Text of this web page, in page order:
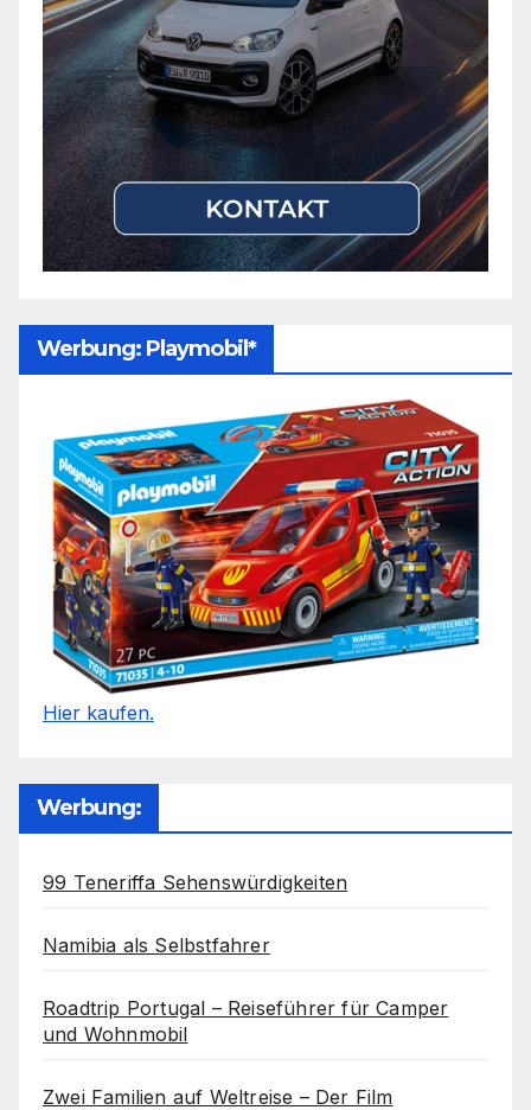
Werbung: Playmobil*
Hier kaufen.
Werbung:
99 Teneriffa Sehenswürdigkeiten
Namibia als Selbstfahrer
Roadtrip Portugal – Reiseführer für Camper
und Wohnmobil
Zwei Familien auf Weltreise – Der Film